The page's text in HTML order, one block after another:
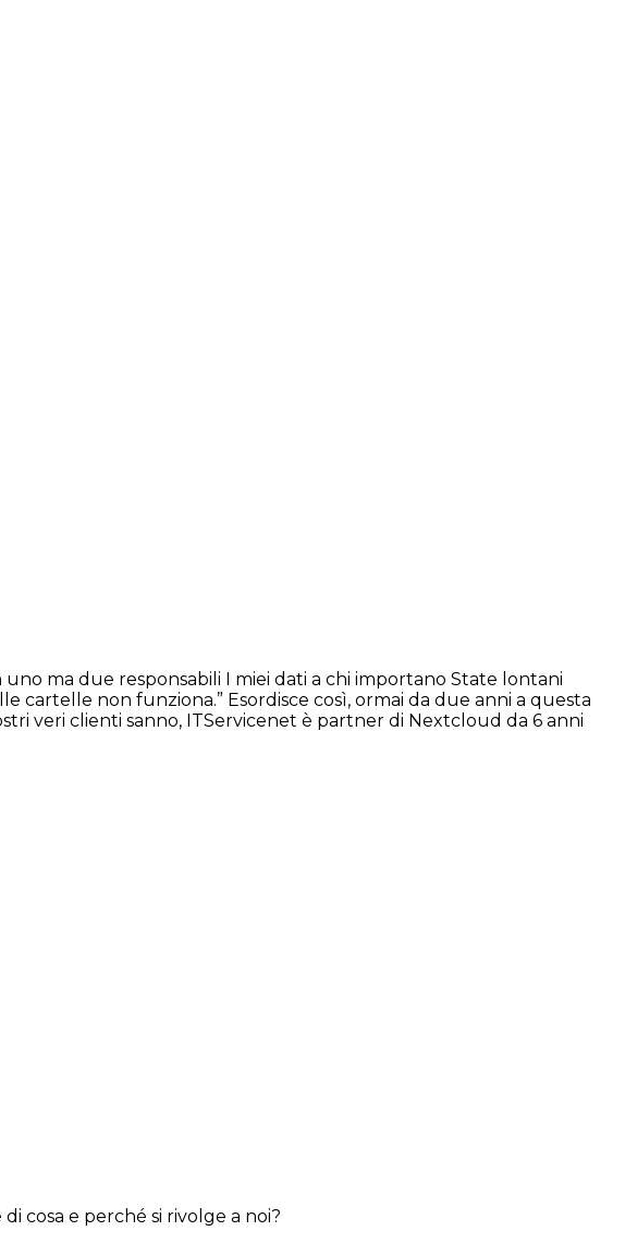
ma due responsabili I miei dati a chi importano State lontani
cartelle non funziona.” Esordisce così, ormai da due anni a questa
veri clienti sanno, ITServicenet è partner di Nextcloud da 6 anni
cosa e perché si rivolge a noi?